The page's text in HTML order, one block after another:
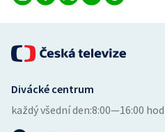
Divácké centrum
každý všední den:8:00—16:00